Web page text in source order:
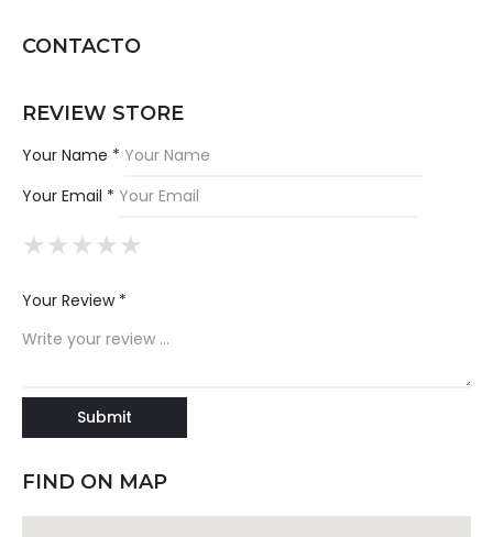
CONTACTO
REVIEW STORE
Your Name *
Your Email *
★
★★
★★★
★★★★
★★★★★
Your Review *
FIND ON MAP